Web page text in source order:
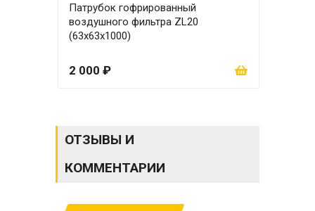
Патрубок гофрированный
воздушного фильтра ZL20
(63х63х1000)
2 000 ₽
ОТЗЫВЫ И
КОММЕНТАРИИ